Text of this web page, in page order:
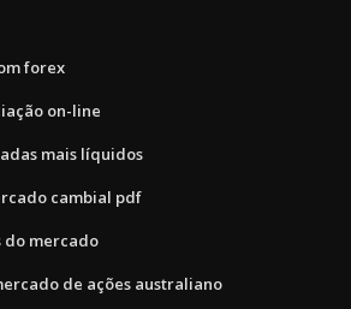
forex
on-line
mais líquidos
cambial pdf
do mercado
de ações australiano